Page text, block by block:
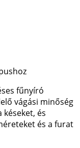
fűnyíró
vágási minőség
és
és a furat